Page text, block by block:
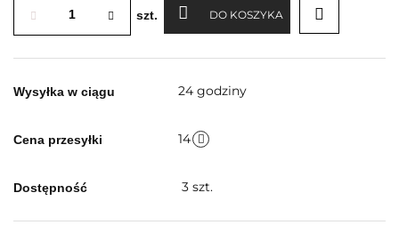
szt. DO KOSZYKA
Wysyłka w ciągu 24 godziny
Cena przesyłki 14
Dostępność 3 szt.